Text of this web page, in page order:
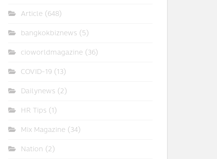
Article (648)
bangkokbiznews (5)
cioworldmagazine (36)
COVID-19 (13)
Dailynews (2)
HR Tips (1)
Mix Magazine (34)
Nation (2)